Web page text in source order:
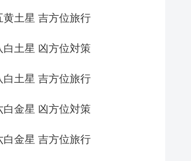
黄土星 吉方位旅行
白土星 凶方位対策
白土星 吉方位旅行
白金星 凶方位対策
白金星 吉方位旅行